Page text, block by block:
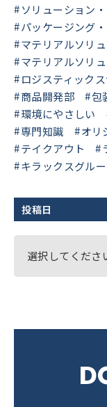
ソリューション
パッケージング
マテリアルソリ
マテリアルソリ
ロジスティック
商品開発部
包
環境にやさしい
専門知識
オリ
テイクアウト
キラックスグル
投稿日
選択してくださ